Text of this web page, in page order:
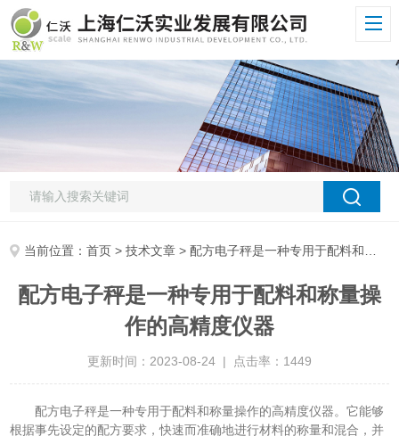
当前位置：首页 >技术文章 > 配方电子秤是一种专用于配料和称量操作的高精度仪器
配方电子秤是一种专用于配料和称量操
作的高精度仪器
更新时间：2023-08-24 | 点击率：1449
配方电子秤是一种专用于配料和称量操作的高精度仪器。它能够
根据事先设定的配方要求，快速而准确地进行材料的称量和混合，并